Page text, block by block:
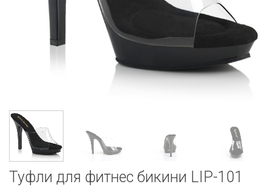
Туфли для фитнес бикини LIP-101